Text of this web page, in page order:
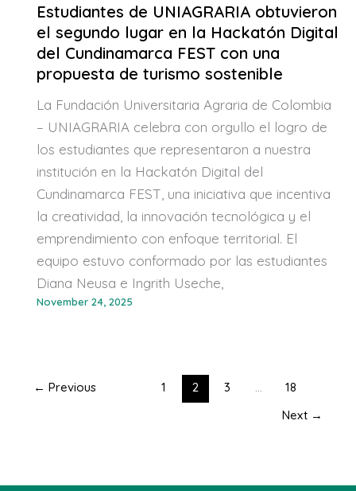
Estudiantes de UNIAGRARIA obtuvieron
el segundo lugar en la Hackatón Digital
del Cundinamarca FEST con una
propuesta de turismo sostenible
La Fundación Universitaria Agraria de Colombia
– UNIAGRARIA celebra con orgullo el logro de
los estudiantes que representaron a nuestra
institución en la Hackatón Digital del
Cundinamarca FEST, una iniciativa que incentiva
la creatividad, la innovación tecnológica y el
emprendimiento con enfoque territorial. El
equipo estuvo conformado por las estudiantes
Diana Neusa e Ingrith Useche,
November 24, 2025
← Previous 1 2 3 …
18
Next →